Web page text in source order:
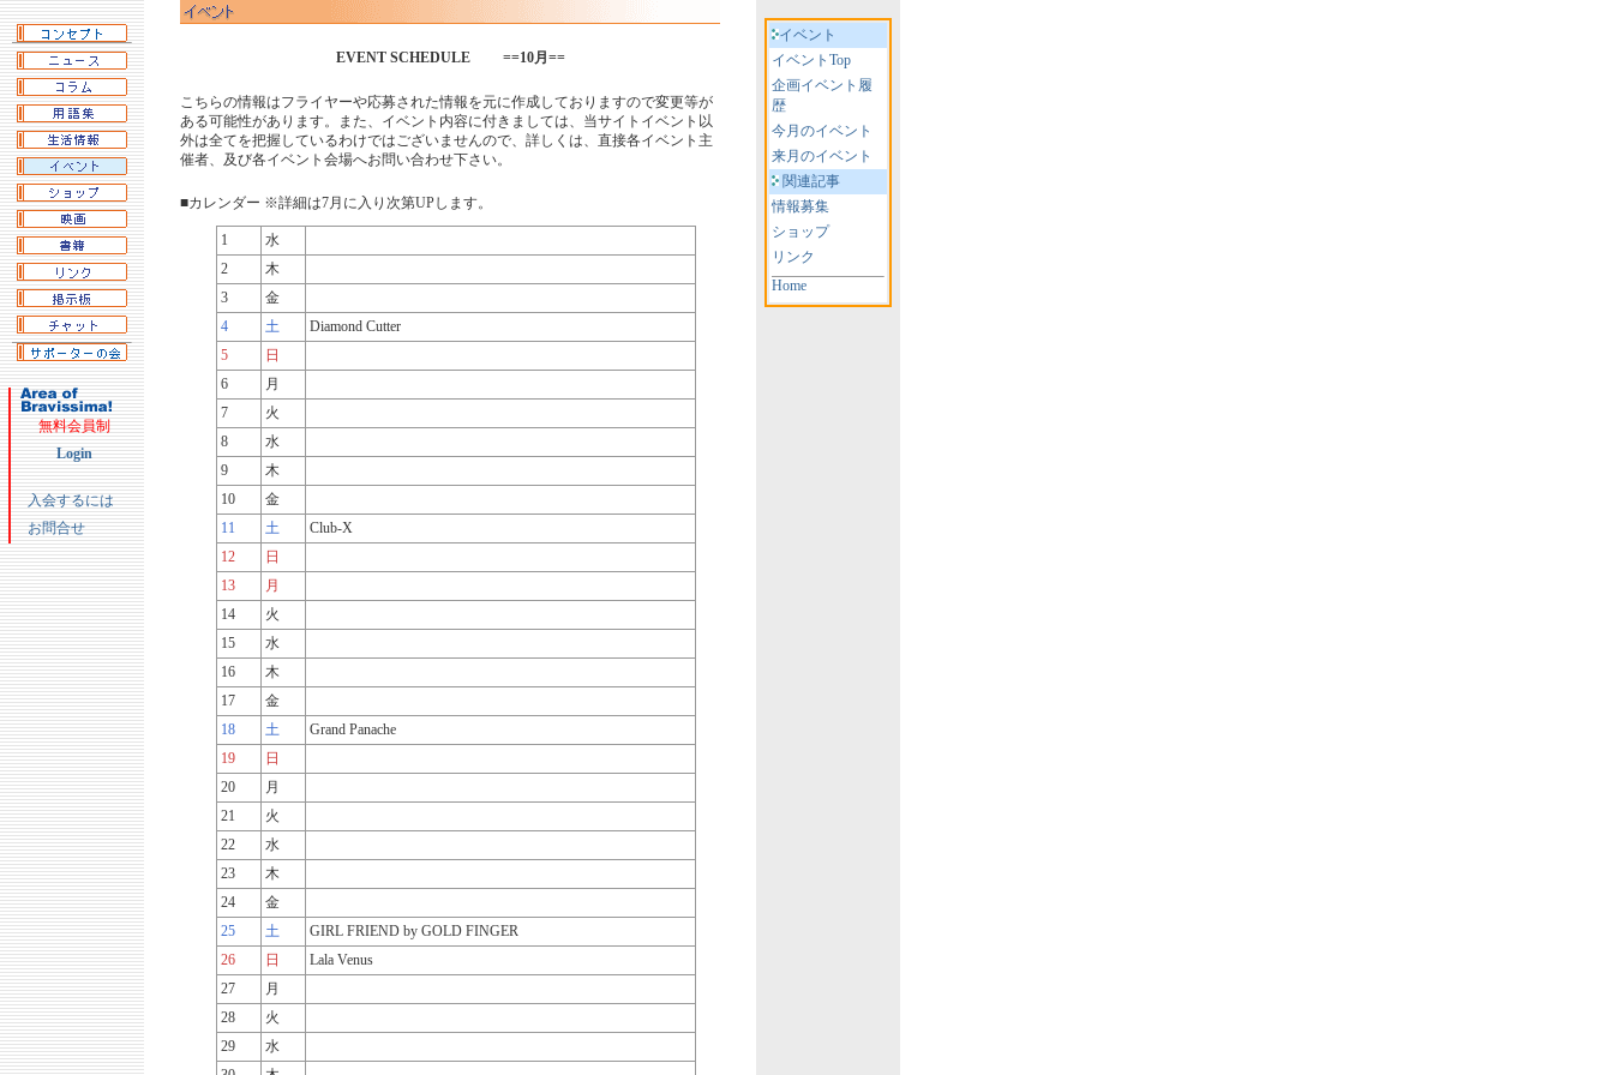
無料会員制
Login
入会するには
お問合せ
EVENT SCHEDULE ==10月==
こちらの情報はフライヤーや応募された情報を元に作成しておりますので変更等が
ある可能性があります。また、イベント内容に付きましては、当サイトイベント以
外は全てを把握しているわけではございませんので、詳しくは、直接各イベント主
催者、及び各イベント会場へお問い合わせ下さい。
■カレンダー ※詳細は7月に入り次第UPします。
1
水
2
木
3
金
4
土
Diamond Cutter
5
日
6
月
7
火
8
水
9
木
10
金
11
土
Club-X
12
日
13
月
14
火
15
水
16
木
17
金
18
土
Grand Panache
19
日
20
月
21
火
22
水
23
木
24
金
25
土
GIRL FRIEND by GOLD FINGER
26
日
Lala Venus
27
月
28
火
29
水
イベント
イベントTop
企画イベント履
歴
今月のイベント
来月のイベント
関連記事
情報募集
ショップ
リンク
Home